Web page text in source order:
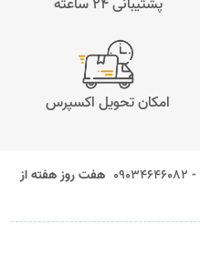
امکان تحویل اکسپرس
هفت روز هفته از